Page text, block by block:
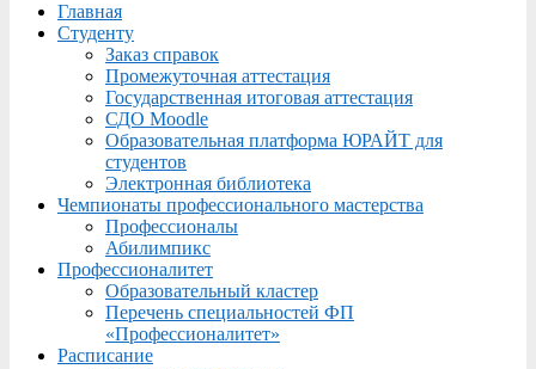
Menu
Главная
Студенту
Заказ справок
Промежуточная аттестация
Государственная итоговая аттестация
СДО Moodle
Образовательная платформа ЮРАЙТ для
студентов
Электронная библиотека
Чемпионаты профессионального мастерства
Профессионалы
Абилимпикс
Профессионалитет
Образовательный кластер
Перечень специальностей ФП
«Профессионалитет»
Расписание